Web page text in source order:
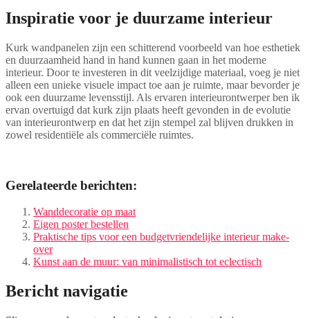
Inspiratie voor je duurzame interieur
Kurk wandpanelen zijn een schitterend voorbeeld van hoe esthetiek
en duurzaamheid hand in hand kunnen gaan in het moderne
interieur. Door te investeren in dit veelzijdige materiaal, voeg je niet
alleen een unieke visuele impact toe aan je ruimte, maar bevorder je
ook een duurzame levensstijl. Als ervaren interieurontwerper ben ik
ervan overtuigd dat kurk zijn plaats heeft gevonden in de evolutie
van interieurontwerp en dat het zijn stempel zal blijven drukken in
zowel residentiële als commerciële ruimtes.
Gerelateerde berichten:
Wanddecoratie op maat
Eigen poster bestellen
Praktische tips voor een budgetvriendelijke interieur make-
over
Kunst aan de muur: van minimalistisch tot eclectisch
Bericht navigatie